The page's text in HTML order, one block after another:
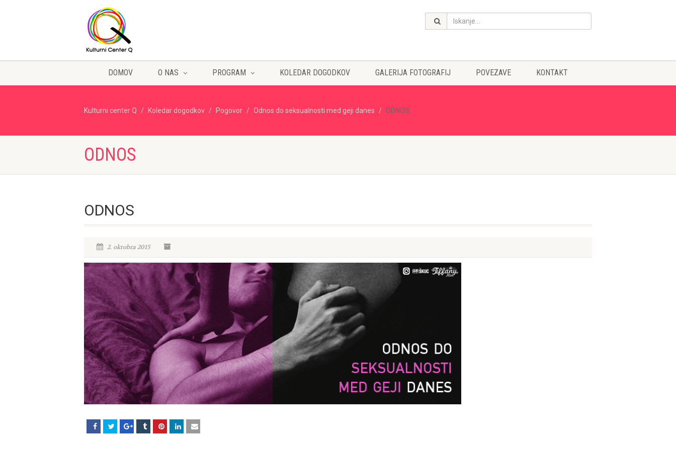
DOMOV O NAS PROGRAM KOLEDAR DOGODKOV GALERIJA FOTOGRAFIJ POVEZAVE KONTAKT
Kulturni center Q Koledar dogodkov Pogovor Odnos do seksualnosti med geji danes ODNOS
ODNOS
ODNOS
2. oktobra 2015